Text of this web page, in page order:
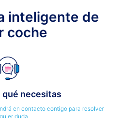
inteligente de
coche
qué necesitas
en contacto contigo para resolver
duda